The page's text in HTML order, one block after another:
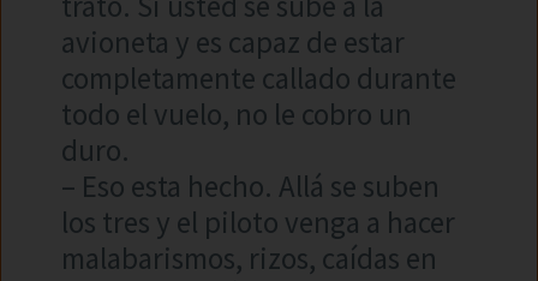
avioneta y es capaz de estar
completamente callado durante
todo el vuelo, no le cobro un
duro.
– Eso esta hecho. Allá se suben
los tres y el piloto venga a hacer
malabarismos, rizos, caídas en